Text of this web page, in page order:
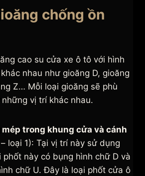
chống ồn
cao su cửa xe ô tô với hình
nhau như gioăng D, gioăng
Z… Mỗi loại gioăng sẽ phù
vị trí khác nhau.
trong khung cửa và cánh
loại 1): Tại vị trí này sử dụng
phốt này có bụng hình chữ D và
chữ U. Đây là loại phốt cửa ô